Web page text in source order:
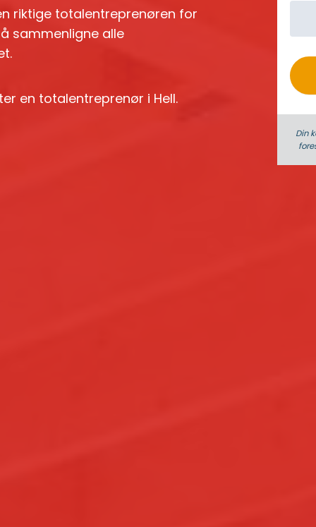
riktige totalentreprenøren for
sammenligne alle
en totalentreprenør i Hell.
Din